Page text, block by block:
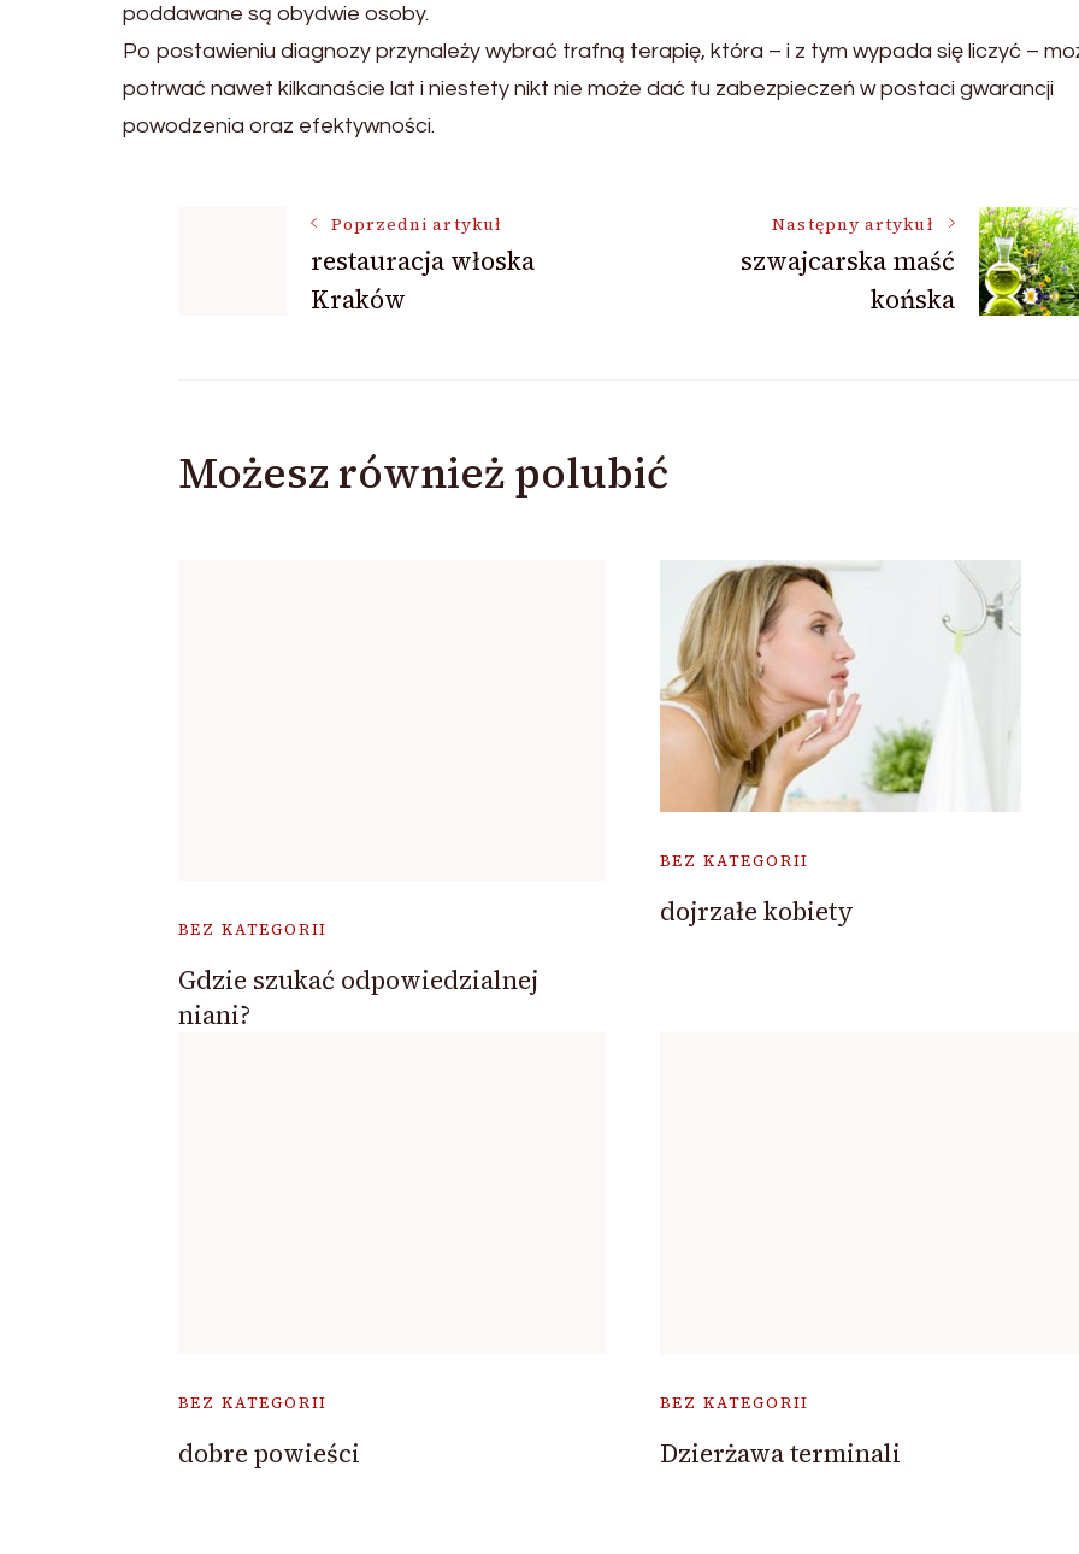
poddawane są obydwie osoby.
Po postawieniu diagnozy przynależy wybrać trafną terapię, która – i z tym wypada się liczyć –
potrwać nawet kilkanaście lat i niestety nikt nie może dać tu zabezpieczeń w postaci gwarancji
powodzenia oraz efektywności.
Nawigacja
wpisu
Poprzedni artykuł
restauracja włoska
Kraków
Następny artykuł
szwajcarska maść
końska
Możesz również polubić
BEZ KATEGORII
Gdzie szukać odpowiedzialnej
niani?
BEZ KATEGORII
dojrzałe kobiety
BEZ KATEGORII
dobre powieści
BEZ KATEGORII
Dzierżawa terminali